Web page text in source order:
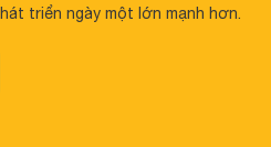
triển ngày một lớn mạnh hơn.